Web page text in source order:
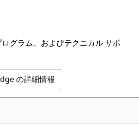
グラム、およびテクニカル サポ
の詳細情報